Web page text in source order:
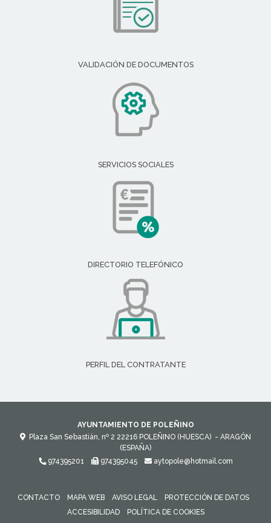
VALIDACIÓN DE DOCUMENTOS
SERVICIOS SOCIALES
DIRECTORIO TELEFÓNICO
PERFIL DEL CONTRATANTE
AYUNTAMIENTO DE POLEÑINO
Plaza San Sebastián, nº 2 22216 POLEÑINO (HUESCA) - ARAGÓN
(ESPAÑA)
974395201
974395045 aytopole@hotmail.com
CONTACTO MAPA WEB AVISO LEGAL
PROTECCIÓN DE DATOS
ACCESIBILIDAD
POLÍTICA DE COOKIES